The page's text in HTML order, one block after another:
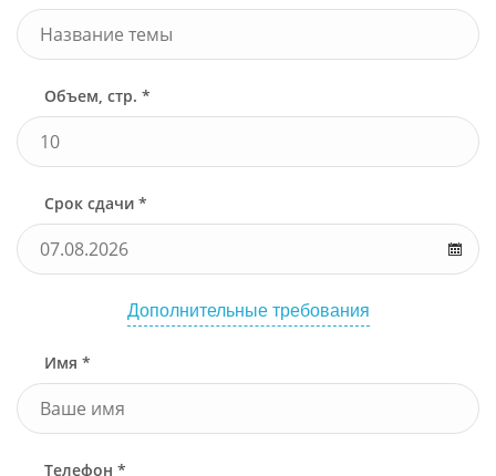
Объем, стр. *
Срок сдачи *
Дополнительные требования
Имя *
Телефон *